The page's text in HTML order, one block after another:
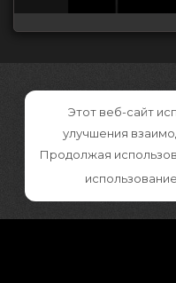
Этот веб-сайт
улучшения
Продолжая